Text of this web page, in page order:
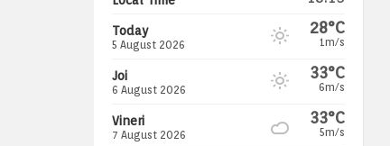
Today
5 August 2026
28°C
1m/s
Joi
6 August 2026
33°C
6m/s
Vineri
7 August 2026
33°C
5m/s